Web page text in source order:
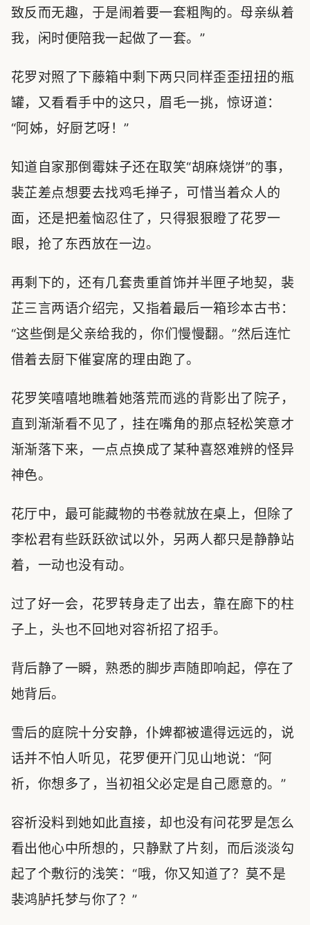
致反而无趣，于是闹着要一套粗陶的。母亲纵着
我，闲时便陪我一起做了一套。”
花罗对照了下藤箱中剩下两只同样歪歪扭扭的瓶
罐，又看看手中的这只，眉毛一挑，惊讶道：
“阿姊，好厨艺呀！”
知道自家那倒霉妹子还在取笑“胡麻烧饼”的事，
裴芷差点想要去找鸡毛掸子，可惜当着众人的
面，还是把羞恼忍住了，只得狠狠瞪了花罗一
眼，抢了东西放在一边。
再剩下的，还有几套贵重首饰并半匣子地契，裴
芷三言两语介绍完，又指着最后一箱珍本古书：
“这些倒是父亲给我的，你们慢慢翻。”然后连忙
借着去厨下催宴席的理由跑了。
花罗笑嘻嘻地瞧着她落荒而逃的背影出了院子，
直到渐渐看不见了，挂在嘴角的那点轻松笑意才
渐渐落下来，一点点换成了某种喜怒难辨的怪异
神色。
花厅中，最可能藏物的书卷就放在桌上，但除了
李松君有些跃跃欲试以外，另两人都只是静静站
着，一动也没有动。
过了好一会，花罗转身走了出去，靠在廊下的柱
子上，头也不回地对容祈招了招手。
背后静了一瞬，熟悉的脚步声随即响起，停在了
她背后。
雪后的庭院十分安静，仆婢都被遣得远远的，说
话并不怕人听见，花罗便开门见山地说：“阿
祈，你想多了，当初祖父必定是自己愿意的。”
容祈没料到她如此直接，却也没有问花罗是怎么
看出他心中所想的，只静默了片刻，而后淡淡勾
起了个敷衍的浅笑：“哦，你又知道了？莫不是
裴鸿胪托梦与你了？”